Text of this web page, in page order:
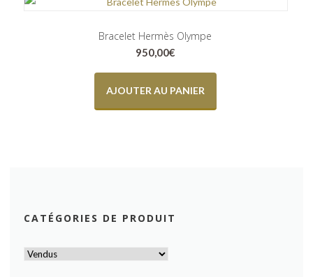
Bracelet Hermès Olympe
950,00€
AJOUTER AU PANIER
CATÉGORIES DE PRODUIT